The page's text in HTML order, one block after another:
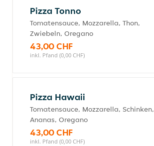
Pizza Tonno
Tomatensauce, Mozzarella, Thon,
Zwiebeln, Oregano
43,00 CHF
inkl. Pfand (0,00 CHF)
Pizza Hawaii
Tomatensauce, Mozzarella, Schinken,
Ananas, Oregano
43,00 CHF
inkl. Pfand (0,00 CHF)